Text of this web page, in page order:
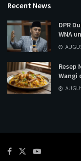
Recent News
DPR
WNA
Resep
Wangi